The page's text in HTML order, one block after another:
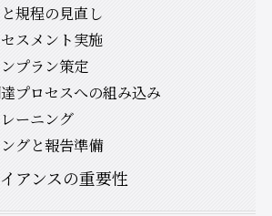
規程の見直し
スメント実施
プラン策定
プロセスへの組み込み
ーニング
グと報告準備
アンスの重要性